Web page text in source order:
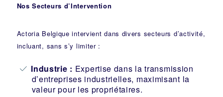
Nos Secteurs d’Intervention
Actoria Belgique intervient dans divers secteurs d’activité,
incluant, sans s’y limiter :
Industrie : Expertise dans la transmission
d’entreprises industrielles, maximisant la
valeur pour les propriétaires.